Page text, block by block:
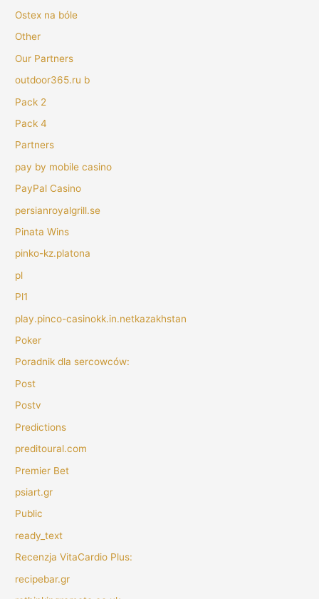
Ostex na bóle
Other
Our Partners
outdoor365.ru b
Pack 2
Pack 4
Partners
pay by mobile casino
PayPal Casino
persianroyalgrill.se
Pinata Wins
pinko-kz.platona
pl
Pl1
play.pinco-casinokk.in.netkazakhstan
Poker
Poradnik dla sercowców:
Post
Postv
Predictions
preditoural.com
Premier Bet
psiart.gr
Public
ready_text
Recenzja VitaCardio Plus:
recipebar.gr